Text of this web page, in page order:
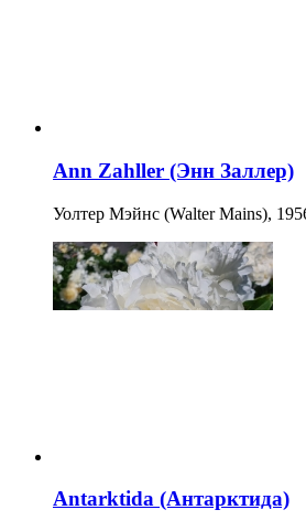
Ann Zahller (Энн Заллер)
Уолтер Мэйнс (Walter Mains),
Antarktida (Антарктида)